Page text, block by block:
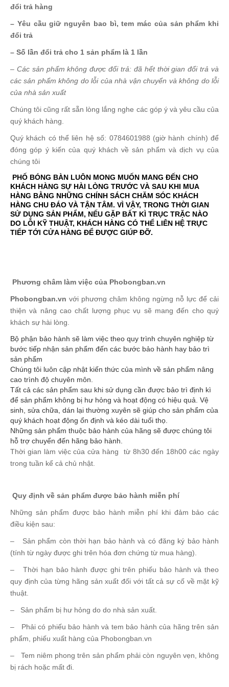
đổi trả hàng
– Yêu cầu giữ nguyên bao bì, tem mác của sản phẩm khi
đổi trả
– Số lần đổi trả cho 1 sản phẩm là 1 lần
– Các sản phẩm không được đổi trả: đã hết thời gian đổi trả và
các sản phẩm không do lỗi của nhà vận chuyển và không do lỗi
của nhà sản xuất
Chúng tôi cũng rất sẵn lòng lắng nghe các góp ý và yêu cầu của
quý khách hàng.
Quý khách có thể liên hệ số: 0784601988 (giờ hành chính) để
đóng góp ý kiến của quý khách về sản phẩm và dịch vụ của
chúng tôi
PHỐ BÓNG BÀN LUÔN MONG MUỐN MANG ĐẾN CHO
KHÁCH HÀNG SỰ HÀI LÒNG TRƯỚC VÀ SAU KHI MUA
HÀNG BẰNG NHỮNG CHÍNH SÁCH CHĂM SÓC KHÁCH
HÀNG CHU ĐÁO VÀ TẬN TÂM. VÌ VẬY, TRONG THỜI GIAN
SỬ DỤNG SẢN PHẨM, NẾU GẶP BẤT KÌ TRỤC TRẶC NÀO
DO LỖI KỸ THUẬT, KHÁCH HÀNG CÓ THỂ LIÊN HỆ TRỰC
TIẾP TỚI CỬA HÀNG ĐỂ ĐƯỢC GIÚP ĐỠ.
Phương châm làm việc của Phobongban.vn
Phobongban.vn với phương châm không ngừng nỗ lực để cải
thiện và nâng cao chất lượng phục vụ sẽ mang đến cho quý
khách sự hài lòng.
Bộ phận bảo hành sẽ làm việc theo quy trình chuyên nghiệp từ
bước tiếp nhận sản phẩm đến các bước bảo hành hay bảo trì
sản phẩm
Chúng tôi luôn cập nhật kiến thức của mình về sản phẩm nâng
cao trình độ chuyên môn.
Tất cả các sản phẩm sau khi sử dụng cần được bảo trì định kì
để sản phẩm không bị hư hỏng và hoạt động có hiệu quả. Vệ
sinh, sửa chữa, dán lại thường xuyên sẽ giúp cho sản phẩm của
quý khách hoạt động ổn định và kéo dài tuổi thọ.
Những sản phẩm thuộc bảo hành của hãng sẽ được chúng tôi
hỗ trợ chuyển đến hãng bảo hành.
Thời gian làm việc của cửa hàng từ 8h30 đến 18h00 các ngày
trong tuần kể cả chủ nhật.
Quy định về sản phẩm được bảo hành miễn phí
Những sản phẩm được bảo hành miễn phí khi đảm bảo các
điều kiện sau:
– Sản phẩm còn thời hạn bảo hành và có đăng ký bảo hành
(tính từ ngày được ghi trên hóa đơn chứng từ mua hàng).
– Thời hạn bảo hành được ghi trên phiếu bảo hành và theo
quy định của từng hãng sản xuất đối với tất cả sự cố về mặt kỹ
thuật.
– Sản phẩm bị hư hỏng do do nhà sản xuất.
– Phải có phiếu bảo hành và tem bảo hành của hãng trên sản
phẩm, phiếu xuất hàng của Phobongban.vn
– Tem niêm phong trên sản phẩm phải còn nguyên vẹn, không
bị rách hoặc mất đi.